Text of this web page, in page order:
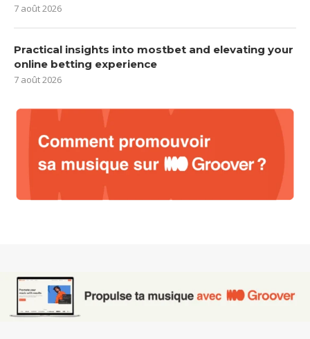
7 août 2026
Practical insights into mostbet and elevating your
online betting experience
7 août 2026